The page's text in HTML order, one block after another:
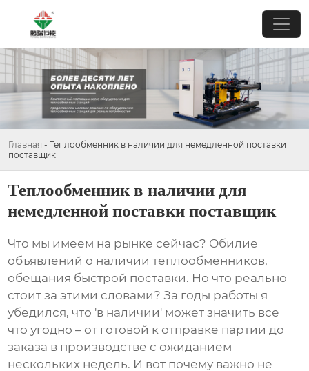
Главная - Теплообменник в наличии для немедленной поставки
поставщик
Теплообменник в наличии для
немедленной поставки поставщик
Что мы имеем на рынке сейчас? Обилие
объявлений о наличиитеплообменников,
обещания быстрой поставки. Но что реально
стоит за этими словами? За годы работы я
убедился, что 'в наличии' может значить все
что угодно – от готовой к отправке партии до
заказа в производстве с ожиданием
нескольких недель. И вот почему важно не